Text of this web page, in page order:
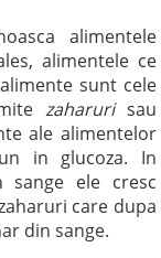
alimentele
alimentele ce
sunt cele
zaharurisau
ale alimentelor
in glucoza. In
ele cresc
care dupa
din sange.